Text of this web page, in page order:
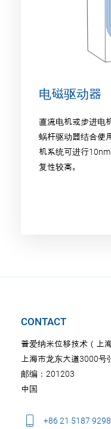
电磁驱动器
直流电机或步进电
蜗杆驱动器结合使
机系统可进行
复性较高。
CONTACT
普爱纳米位移技术（上
上海市龙东大道3000
邮编：201203
中国
+86 21 5187 9298